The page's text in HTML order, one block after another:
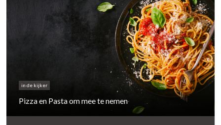
in de kijker
Pizza en Pasta om mee te nemen